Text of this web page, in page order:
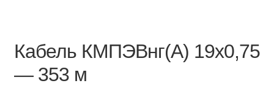
Кабель КМПЭВнг(А) 19х0,75
— 353 м